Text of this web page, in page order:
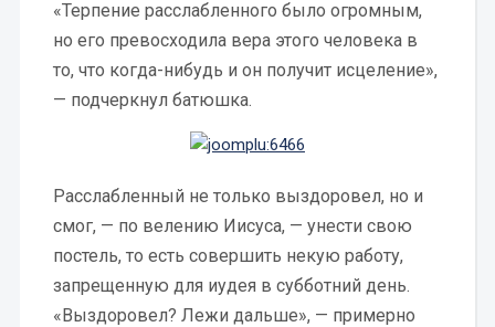
«Терпение расслабленного было огромным,
но его превосходила вера этого человека в
то, что когда-нибудь и он получит исцеление»,
— подчеркнул батюшка.
Расслабленный не только выздоровел, но и
смог, — по велению Иисуса, — унести свою
постель, то есть совершить некую работу,
запрещенную для иудея в субботний день.
«Выздоровел? Лежи дальше», — примерно